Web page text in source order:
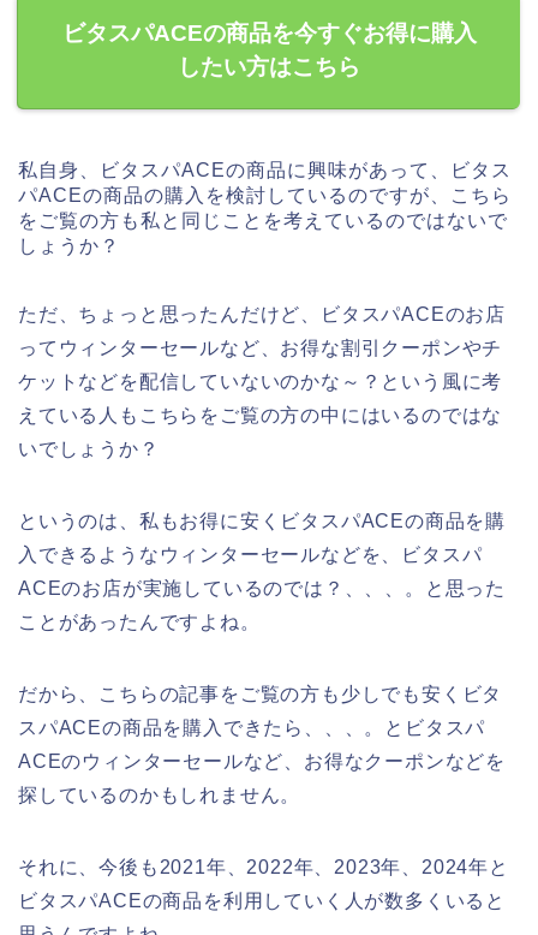
ビタスパACEの商品を今すぐお得に購入
したい方はこちら
私自身、ビタスパACEの商品に興味があって、ビタス
パACEの商品の購入を検討しているのですが、こちら
をご覧の方も私と同じことを考えているのではないで
しょうか？
ただ、ちょっと思ったんだけど、ビタスパACEのお店
ってウィンターセールなど、お得な割引クーポンやチ
ケットなどを配信していないのかな～？という風に考
えている人もこちらをご覧の方の中にはいるのではな
いでしょうか？
というのは、私もお得に安くビタスパACEの商品を購
入できるようなウィンターセールなどを、ビタスパ
ACEのお店が実施しているのでは？、、、。と思った
ことがあったんですよね。
だから、こちらの記事をご覧の方も少しでも安くビタ
スパACEの商品を購入できたら、、、。とビタスパ
ACEのウィンターセールなど、お得なクーポンなどを
探しているのかもしれません。
それに、今後も2021年、2022年、2023年、2024年と
ビタスパACEの商品を利用していく人が数多くいると